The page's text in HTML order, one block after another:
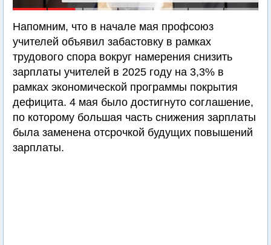
Напомним, что в начале мая профсоюз
учителей объявил забастовку в рамках
трудового спора вокруг намерения снизить
зарплаты учителей в 2025 году на 3,3% в
рамках экономической программы покрытия
дефицита. 4 мая было достигнуто соглашение,
по которому большая часть снижения зарплаты
была заменена отсрочкой будущих повышений
зарплаты.